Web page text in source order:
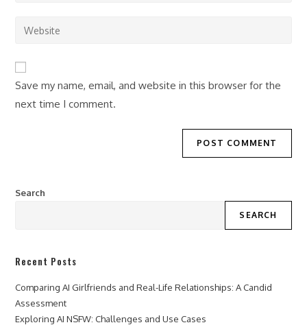
to
address
Enter
URL
(optional)
Save my name, email, and website in this browser for the
next time I comment.
Search
SEARCH
Recent Posts
Comparing AI Girlfriends and Real-Life Relationships: A Candid
Assessment
Exploring AI NSFW: Challenges and Use Cases